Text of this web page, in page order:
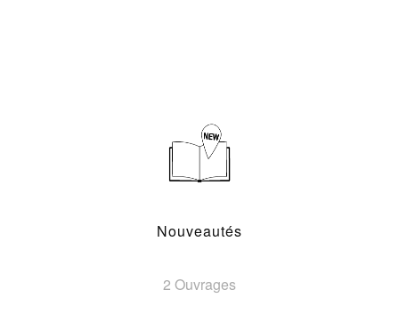
Nouveautés
2 Ouvrages